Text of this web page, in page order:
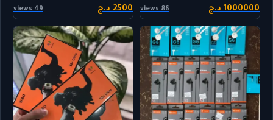
1000000 د.ج 86 views 2500 د.ج 49 views